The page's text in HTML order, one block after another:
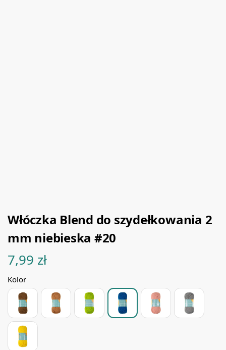
Włóczka Blend do szydełkowania 2
mm niebieska #20
7,99 zł
Kolor